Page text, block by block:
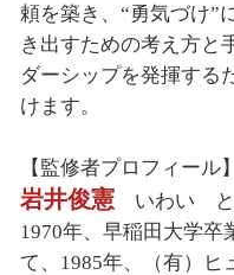
頼を築き、“勇気づけ”
き出すための考え方と
ダーシップを発揮する
けます。
【監修者プロフィール】
岩井俊憲いわい と
1970年、早稲田大学卒
て、1985年、（有）ヒ